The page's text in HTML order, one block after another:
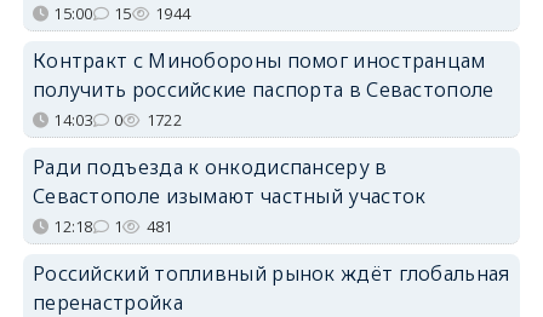
15:00 15 1944
Контракт с Минобороны помог иностранцам
получить российские паспорта в Севастополе
14:03 0 1722
Ради подъезда к онкодиспансеру в
Севастополе изымают частный участок
12:18 1 481
Российский топливный рынок ждёт глобальная
перенастройка